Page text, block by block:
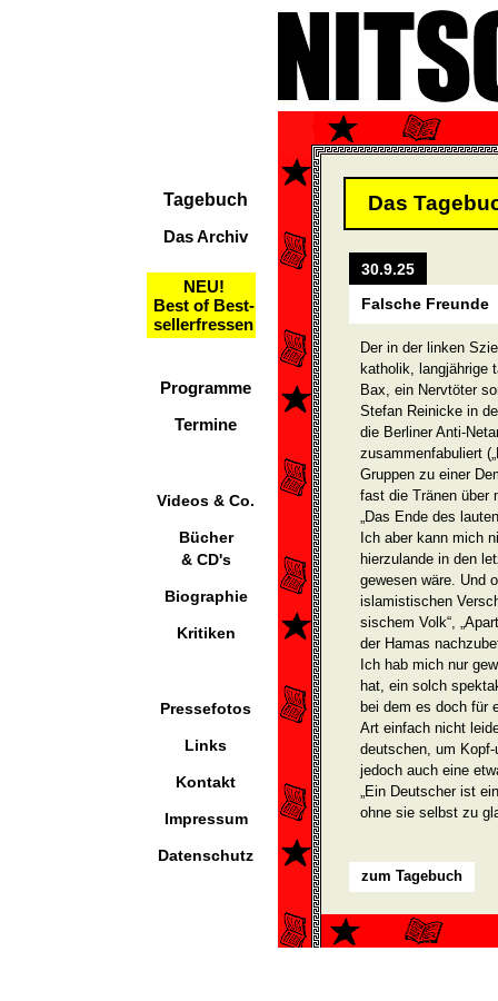
Tagebuch
Das Archiv
NEU!
Best of Best-
sellerfressen
Programme
Termine
Videos & Co.
Bücher
& CD's
Biographie
Kritiken
Pressefotos
Links
Kontakt
Impressum
Datenschutz
Das
30.9.25
Falsche Freunde
Der in der linken
katholik, langjährige
Bax, ein Nervtöter
Stefan Reinicke in
die Berliner Anti-
zusammenfabuliert
Gruppen zu einer
fast die Tränen über
„Das Ende des
Ich aber kann mich
hierzulande in den
gewesen wäre. Und
islamistischen
sischem Volk“,
der Hamas
Ich hab mich nur
hat, ein solch
bei dem es doch für
Art einfach nicht
deutschen, um
jedoch auch eine
„Ein Deutscher ist
ohne sie selbst zu
zum Tagebuch